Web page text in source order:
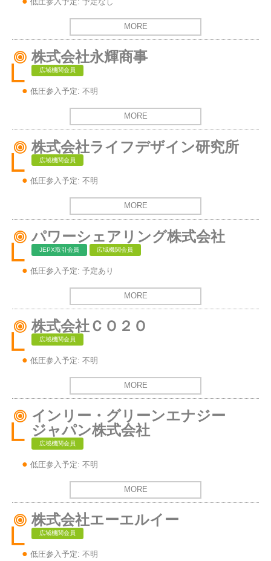
MORE
株式会社永輝商事
広域機関会員
低圧参入予定: 不明
MORE
株式会社ライフデザイン研究所
広域機関会員
低圧参入予定: 不明
MORE
パワーシェアリング株式会社
JEPX取引会員 広域機関会員
低圧参入予定: 予定あり
MORE
株式会社ＣＯ２Ｏ
広域機関会員
低圧参入予定: 不明
MORE
インリー・グリーンエナジー
ジャパン株式会社
広域機関会員
低圧参入予定: 不明
MORE
株式会社エーエルイー
広域機関会員
低圧参入予定: 不明